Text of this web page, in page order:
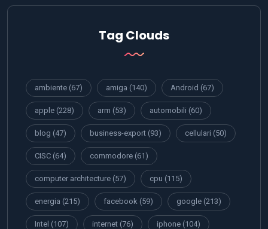
Tag Clouds
ambiente (67) amiga (140) Android (67)
apple (228) arm (53) automobili (60)
blog (47) business-export (93) cellulari (50)
CISC (64) commodore (61)
computer architecture (57) cpu (115)
energia (215) facebook (59) google (213)
Intel (107) internet (76) iphone (104)